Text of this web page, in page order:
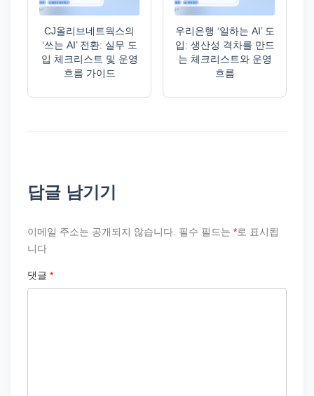
CJ올리브네트웍스의
‘쓰는 AI’ 전환: 실무 도
입 체크리스트 및 운영
흐름 가이드
우리은행 ‘일하는 AI’ 도
입: 생산성 격차를 만드
는 체크리스트와 운영
흐름
답글 남기기
이메일 주소는 공개되지 않습니다. 필수 필드는 *로 표시됩
니다
댓글 *